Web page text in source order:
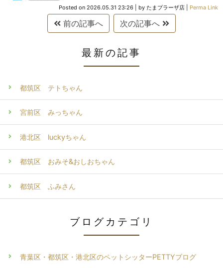
Posted on 2026.05.31 23:26 by たまプラーザ店 Perma Link
前の記事へ 次の記事へ
最新の記事
都筑区 テトちゃん
宮前区 みっちゃん
港北区 luckyちゃん
都筑区 おみそ&おしおちゃん
都筑区 ふみさん
ブログカテゴリ
青葉区・都筑区・港北区のペットシッターPETTYブログ